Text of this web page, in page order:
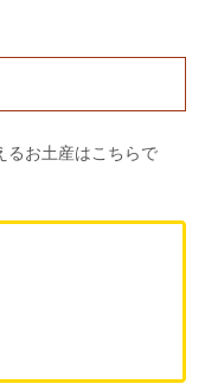
るお土産はこちらで